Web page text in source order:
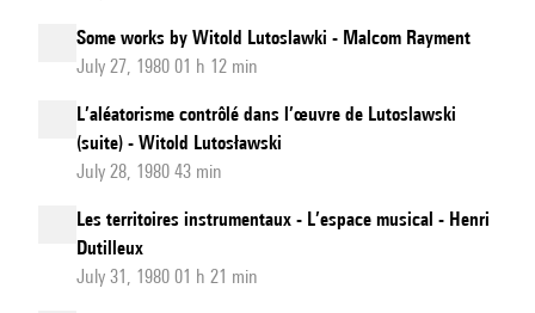
Some works by Witold Lutoslawki - Malcom Rayment
July 27, 1980 01 h 12 min
L’aléatorisme contrôlé dans l’œuvre de Lutoslawski
(suite) - Witold Lutosławski
July 28, 1980 43 min
Les territoires instrumentaux - L’espace musical - Henri
Dutilleux
July 31, 1980 01 h 21 min